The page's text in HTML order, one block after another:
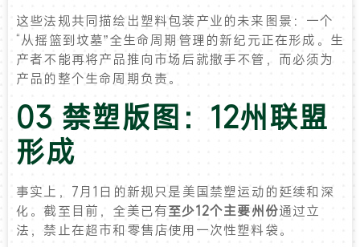
这些法规共同描绘出塑料包装产业的未来图景：一个
“从摇篮到坟墓”全生命周期管理的新纪元正在形成。生
产者不能再将产品推向市场后就撒手不管，而必须为
产品的整个生命周期负责。
03 禁塑版图：12州联盟
形成
事实上，7月1日的新规只是美国禁塑运动的延续和深
化。截至目前，全美已有至少12个主要州份通过立
法，禁止在超市和零售店使用一次性塑料袋。